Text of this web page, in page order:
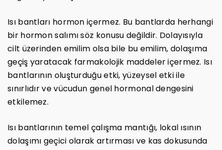
Isı bantları hormon içermez. Bu bantlarda herhangi
bir hormon salımı söz konusu değildir. Dolayısıyla
cilt üzerinden emilim olsa bile bu emilim, dolaşıma
geçiş yaratacak farmakolojik maddeler içermez. Isı
bantlarının oluşturduğu etki, yüzeysel etki ile
sınırlıdır ve vücudun genel hormonal dengesini
etkilemez.
Isı bantlarının temel çalışma mantığı, lokal ısının
dolaşımı geçici olarak artırması ve kas dokusunda